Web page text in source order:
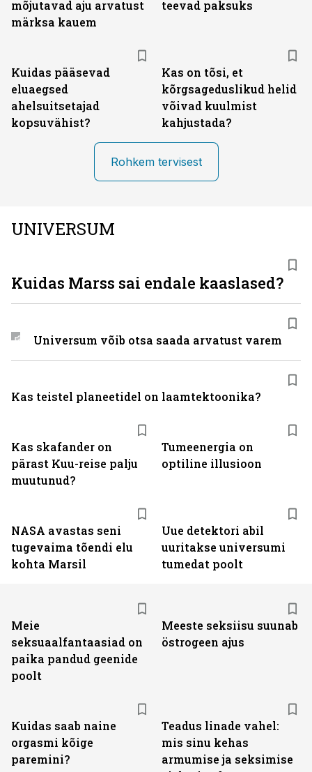
mõjutavad aju arvatust
märksa kauem
teevad paksuks
Kuidas pääsevad
eluaegsed
ahelsuitsetajad
kopsuvähist?
Kas on tõsi, et
kõrgsageduslikud helid
võivad kuulmist
kahjustada?
Rohkem tervisest
UNIVERSUM
Kas skafander on
pärast Kuu-reise palju
muutunud?
Tumeenergia on
optiline illusioon
NASA avastas seni
tugevaima tõendi elu
kohta Marsil
Uue detektori abil
uuritakse universumi
tumedat poolt
Kuidas Marss sai endale kaaslased?
Universum võib otsa saada arvatust varem
Kas teistel planeetidel on laamtektoonika?
Meie
seksuaalfantaasiad on
paika pandud geenide
poolt
Meeste seksiisu suunab
östrogeen ajus
Kuidas saab naine
orgasmi kõige
paremini?
Teadus linade vahel:
mis sinu kehas
armumise ja seksimise